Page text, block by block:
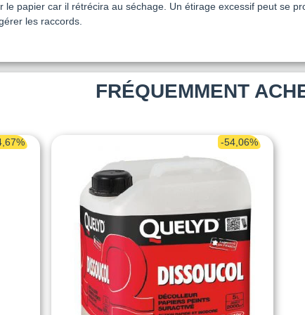
le papier car il rétrécira au séchage. Un étirage excessif peut se
les raccords.
FRÉQUEMMENT
-54,06%